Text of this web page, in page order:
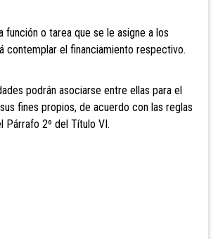
función o tarea que se le asigne a los
contemplar el financiamiento respectivo.
podrán asociarse entre ellas para el
fines propios, de acuerdo con las reglas
Párrafo 2º del Título VI.